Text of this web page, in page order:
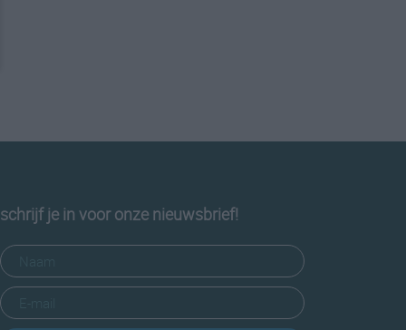
schrijf je in voor onze nieuwsbrief!